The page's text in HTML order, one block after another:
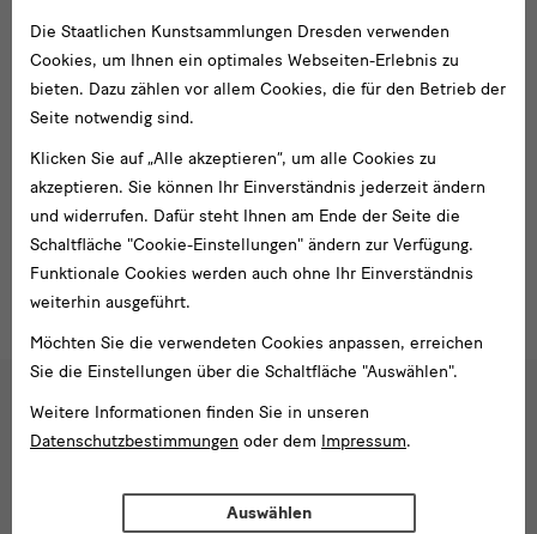
Digitalisierung: Prof. Dr. Ryo Akama, Ritsumeikan Universität,
Kyoto, in Zusammenarbeit mit der Fotowerkstatt des Kupferstich-
Kabinetts und den Teams in der digitalen Erfassung und im
Studiensaal
Restaurierung, Konservierung und technische Analysen: Olaf
Simon und Mayumi Nishikawa
Beratung: Dr. Masaki Utsunomiya, Shubi Co., Ltd. Kyoto
Projektassistenz: Liliane Wiblishauser M.A., Dresden
Einblicke
Die Staatlichen Kunstsammlungen Dresden verwenden
Cookies, um Ihnen ein optimales Webseiten-Erlebnis zu
bieten. Dazu zählen vor allem Cookies, die für den Betrieb der
Seite notwendig sind.
Klicken Sie auf „Alle akzeptieren“, um alle Cookies zu
akzeptieren. Sie können Ihr Einverständnis jederzeit ändern
und widerrufen. Dafür steht Ihnen am Ende der Seite die
Schaltfläche "Cookie-Einstellungen" ändern zur Verfügung.
Funktionale Cookies werden auch ohne Ihr Einverständnis
weiterhin ausgeführt.
Möchten Sie die verwendeten Cookies anpassen, erreichen
Sie die Einstellungen über die Schaltfläche "Auswählen".
Weitere Informationen finden Sie in unseren
Datenschutzbestimmungen oder dem Impressum.
Auswählen